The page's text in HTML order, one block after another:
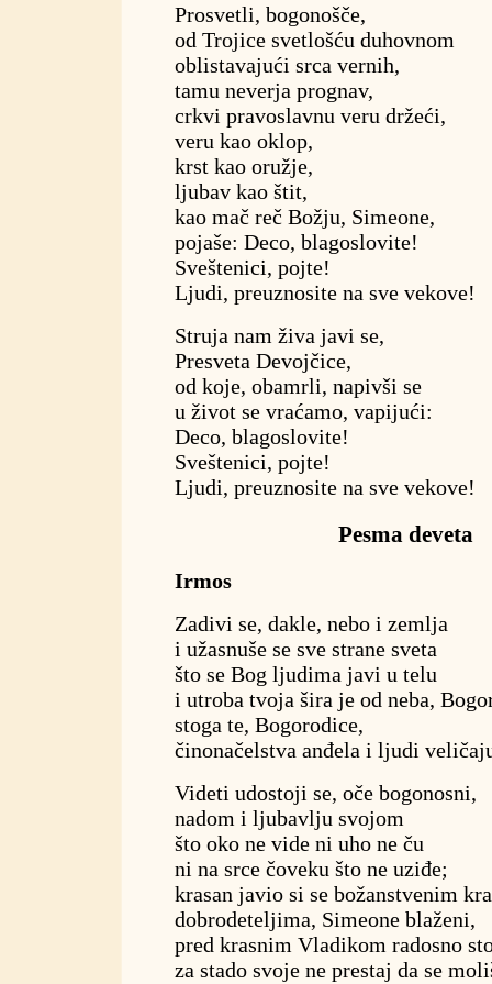
Prosvetli, bogonošče,
od Trojice svetlošću duhovnom
oblistavajući srca vernih,
tamu neverja prognav,
crkvi pravoslavnu veru držeći,
veru kao oklop,
krst kao oružje,
ljubav kao štit,
kao mač reč Božju, Simeone,
pojaše: Deco, blagoslovite!
Sveštenici, pojte!
Ljudi, preuznosite na sve vekove!
Struja nam živa javi se,
Presveta Devojčice,
od koje, obamrli, napivši se
u život se vraćamo, vapijući:
Deco, blagoslovite!
Sveštenici, pojte!
Ljudi, preuznosite na sve vekove!
Pesma deveta
Irmos
Zadivi se, dakle, nebo i zemlja
i užasnuše se sve strane sveta
što se Bog ljudima javi u telu
i utroba tvoja šira je od neba,
stoga te, Bogorodice,
činonačelstva anđela i ljudi
Videti udostoji se, oče bogonosni,
nadom i ljubavlju svojom
što oko ne vide ni uho ne ču
ni na srce čoveku što ne uziđe;
krasan javio si se božanstvenim
dobrodeteljima, Simeone blaženi,
pred krasnim Vladikom radosno
za stado svoje ne prestaj da se